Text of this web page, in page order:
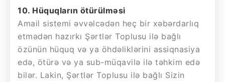
10. Hüquqların ötürülməsi
Amail sistemi əvvəlcədən heç bir xəbərdarlıq
etmədən hazırkı Şərtlər Toplusu ilə bağlı
özünün hüquq və ya öhdəliklərini assiqnasiya
edə, ötürə və ya sub-müqavilə ilə təhkim edə
bilər. Lakin, Şərtlər Toplusu ilə bağlı Sizin